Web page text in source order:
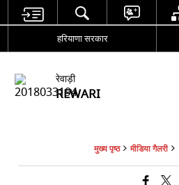
हरियाणा सरकार
रेवाड़ी
REWARI
मुख्य पृष्ठ मीडिया गैलरी